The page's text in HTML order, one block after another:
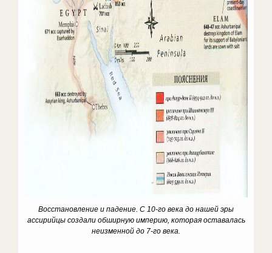
Восстановление и падение. С 10-го века до нашей эры
ассирийцы создали обширную империю, которая оставалась
неизменной до 7-го века.